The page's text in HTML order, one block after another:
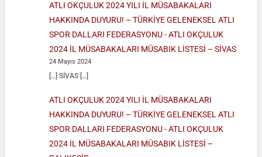
ATLI OKÇULUK 2024 YILI İL MÜSABAKALARI
HAKKINDA DUYURU! – TÜRKİYE GELENEKSEL ATLI
SPOR DALLARI FEDERASYONU-ATLI OKÇULUK
2024 İL MÜSABAKALARI MÜSABIK LİSTESİ – SİVAS
24 Mayıs 2024
[…] SİVAS […]
ATLI OKÇULUK 2024 YILI İL MÜSABAKALARI
HAKKINDA DUYURU! – TÜRKİYE GELENEKSEL ATLI
SPOR DALLARI FEDERASYONU-ATLI OKÇULUK
2024 İL MÜSABAKALARI MÜSABIK LİSTESİ –